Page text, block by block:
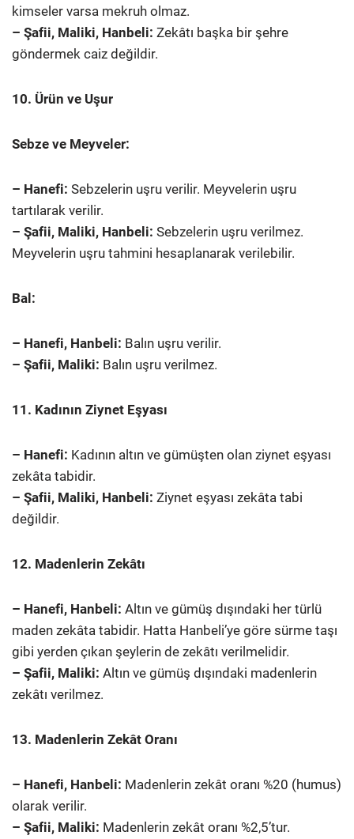
kimseler varsa mekruh olmaz.
– Şafii, Maliki, Hanbeli: Zekâtı başka bir şehre
göndermek caiz değildir.
10. Ürün ve Uşur
Sebze ve Meyveler:
– Hanefi: Sebzelerin uşru verilir. Meyvelerin uşru
tartılarak verilir.
– Şafii, Maliki, Hanbeli: Sebzelerin uşru verilmez.
Meyvelerin uşru tahmini hesaplanarak verilebilir.
Bal:
– Hanefi, Hanbeli: Balın uşru verilir.
– Şafii, Maliki: Balın uşru verilmez.
11. Kadının Ziynet Eşyası
– Hanefi: Kadının altın ve gümüşten olan ziynet eşyası
zekâta tabidir.
– Şafii, Maliki, Hanbeli: Ziynet eşyası zekâta tabi
değildir.
12. Madenlerin Zekâtı
– Hanefi, Hanbeli: Altın ve gümüş dışındaki her türlü
maden zekâta tabidir. Hatta Hanbeli’ye göre sürme taşı
gibi yerden çıkan şeylerin de zekâtı verilmelidir.
– Şafii, Maliki: Altın ve gümüş dışındaki madenlerin
zekâtı verilmez.
13. Madenlerin Zekât Oranı
– Hanefi, Hanbeli: Madenlerin zekât oranı %20 (humus)
olarak verilir.
– Şafii, Maliki: Madenlerin zekât oranı %2,5’tur.